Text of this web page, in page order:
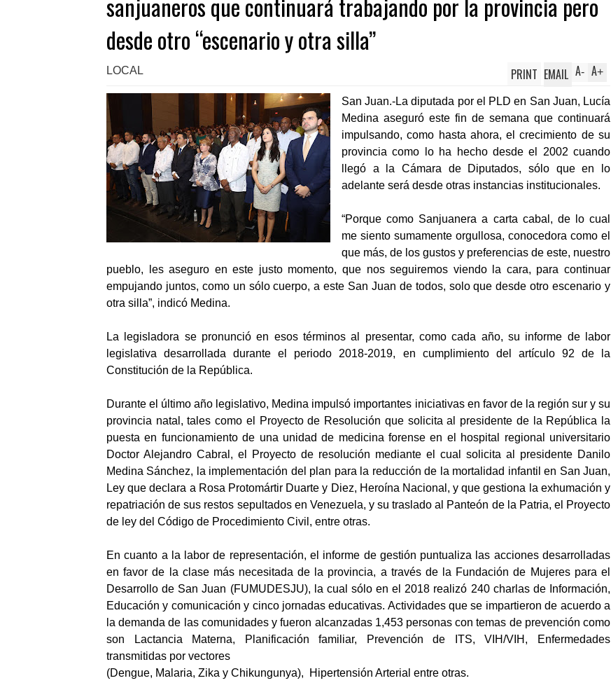
sanjuaneros que continuará trabajando por la provincia pero
desde otro “escenario y otra silla”
LOCAL A+
A-
PRINT EMAIL
San Juan.-La diputada por el PLD en San Juan, Lucía
Medina aseguró este fin de semana que continuará
impulsando, como hasta ahora, el crecimiento de su
provincia como lo ha hecho desde el 2002 cuando
llegó a la Cámara de Diputados, sólo que en lo
adelante será desde otras instancias institucionales.
“Porque como Sanjuanera a carta cabal, de lo cual
me siento sumamente orgullosa, conocedora como el
que más, de los gustos y preferencias de este, nuestro
pueblo, les aseguro en este justo momento, que nos seguiremos viendo la cara, para continuar
empujando juntos, como un sólo cuerpo, a este San Juan de todos, solo que desde otro escenario y
otra silla”, indicó Medina.
La legisladora se pronunció en esos términos al presentar, como cada año, su informe de labor
legislativa desarrollada durante el periodo 2018-2019, en cumplimiento del artículo 92 de la
Constitución de la República.
Durante el último año legislativo, Medina impulsó importantes iniciativas en favor de la región sur y su
provincia natal, tales como el Proyecto de Resolución que solicita al presidente de la República la
puesta en funcionamiento de una unidad de medicina forense en el hospital regional universitario
Doctor Alejandro Cabral, el Proyecto de resolución mediante el cual solicita al presidente Danilo
Medina Sánchez, la implementación del plan para la reducción de la mortalidad infantil en San Juan,
Ley que declara a Rosa Protomártir Duarte y Diez, Heroína Nacional, y que gestiona la exhumación y
repatriación de sus restos sepultados en Venezuela, y su traslado al Panteón de la Patria, el Proyecto
de ley del Código de Procedimiento Civil, entre otras.
En cuanto a la labor de representación, el informe de gestión puntualiza las acciones desarrolladas
en favor de la clase más necesitada de la provincia, a través de la Fundación de Mujeres para el
Desarrollo de San Juan (FUMUDESJU), la cual sólo en el 2018 realizó 240 charlas de Información,
Educación y comunicación y cinco jornadas educativas. Actividades que se impartieron de acuerdo a
la demanda de las comunidades y fueron alcanzadas 1,453 personas con temas de prevención como
son Lactancia Materna, Planificación familiar, Prevención de ITS, VIH/VIH, Enfermedades
transmitidas por vectores
(Dengue, Malaria, Zika y Chikungunya), Hipertensión Arterial entre otras.